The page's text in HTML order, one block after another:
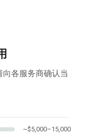
各服务商确认当
~$5,000–15,000